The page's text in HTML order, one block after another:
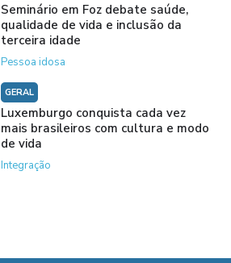
Seminário em Foz debate saúde,
qualidade de vida e inclusão da
terceira idade
Pessoa idosa
GERAL
Luxemburgo conquista cada vez
mais brasileiros com cultura e modo
de vida
Integração